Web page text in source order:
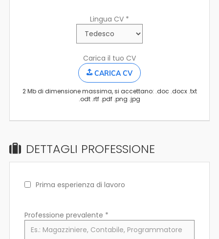
Lingua CV *
Carica il tuo CV
CARICA CV
2 Mb di dimensione massima, si accettano: .doc .docx .txt
.odt .rtf .pdf .png .jpg
DETTAGLI PROFESSIONE
Prima esperienza di lavoro
Professione prevalente *